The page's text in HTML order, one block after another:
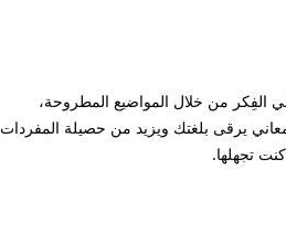
الفِكر من خلال المواضيع المطروحة،
يرقى بلغتك ويزيد من حصيلة المفردات
تجهلها.